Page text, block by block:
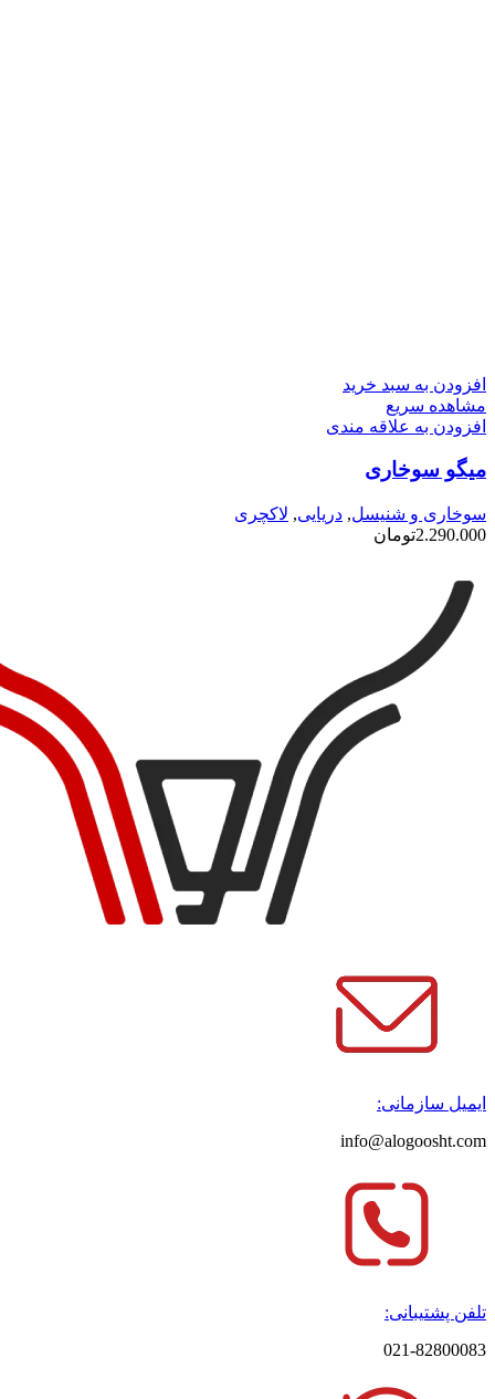
افزودن به سبد خرید
مشاهده سریع
افزودن به علاقه مندی
میگو سوخاری
سوخاری و شنیسل, دریایی, لاکچری
2.290.000تومان
ایمیل سازمانی:
info@alogoosht.com
تلفن پشتیبانی:
021-82800083